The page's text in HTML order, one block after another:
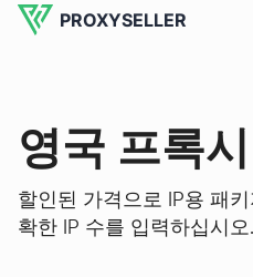
PROXYSELLER
영국 프록시
할인된 가격으로 IP용 패
확한 IP 수를 입력하십시오.